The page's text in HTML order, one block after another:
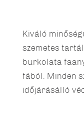
Kiváló
szemetes
burkolata
fából. Minden
időjárásálló